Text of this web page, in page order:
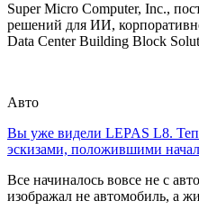
Super Micro Computer, Inc.,
решений для ИИ,
Data Center Building Block
Авто
Вы уже видели LEPAS L8.
эскизами, положившими
Все начиналось вовсе не с
изображал не автомобиль, а